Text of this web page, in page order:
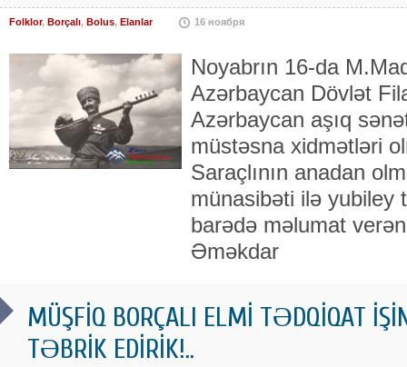
Folklor, Borçalı, Bolus, Elanlar 16 ноября
Noyabrın 16-da
Azərbaycan Dövlət
Azərbaycan aşıq
müstəsna xidmətləri
Saraçlının anadan
münasibəti ilə yubiley
barədə məlumat
Əməkdar
MÜŞFİQ BORÇALI ELMİ TƏDQİQAT
TƏBRİK EDİRİK!..